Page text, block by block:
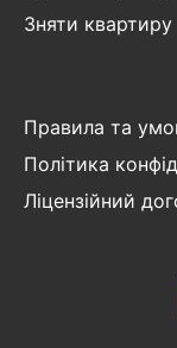
Зняти квартиру
Правила та
Політика
Ліцензійний